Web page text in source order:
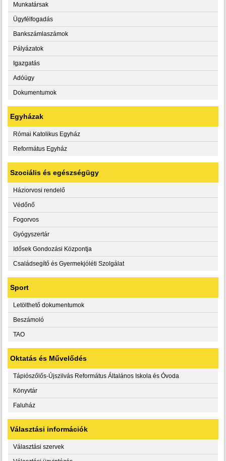
Munkatársak
Ügyfélfogadás
Bankszámlaszámok
Pályázatok
Igazgatás
Adóügy
Dokumentumok
Egyházak
Római Katolikus Egyház
Református Egyház
Szociális és egészségügy
Háziorvosi rendelő
Védőnő
Fogorvos
Gyógyszertár
Idősek Gondozási Központja
Családsegítő és Gyermekjóléti Szolgálat
Sport
Letölthető dokumentumok
Beszámoló
TAO
Oktatás és Művelődés
Tápiószőlős-Újszilvás Református Általános Iskola és Óvoda
Könyvtár
Faluház
Választási információk
Választási szervek